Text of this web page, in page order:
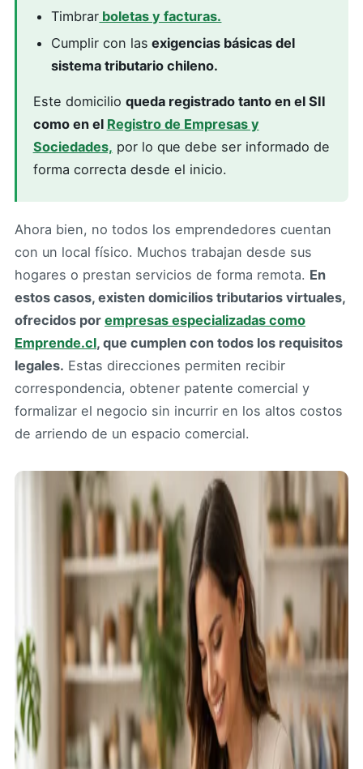
Timbrar boletas y facturas.
Cumplir con las exigencias básicas del
sistema tributario chileno.
Este domicilio queda registrado tanto en el SII
como en el Registro de Empresas y
Sociedades, por lo que debe ser informado de
forma correcta desde el inicio.
Ahora bien, no todos los emprendedores cuentan
con un local físico. Muchos trabajan desde sus
hogares o prestan servicios de forma remota. En
estos casos, existen domicilios tributarios virtuales,
ofrecidos por empresas especializadas como
Emprende.cl, que cumplen con todos los requisitos
legales. Estas direcciones permiten recibir
correspondencia, obtener patente comercial y
formalizar el negocio sin incurrir en los altos costos
de arriendo de un espacio comercial.